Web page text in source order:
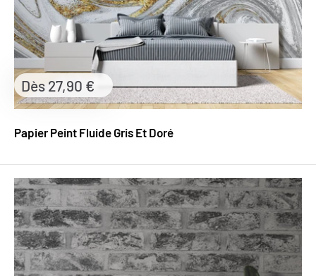
Papier Peint Fluide Gris Et Doré
Prix
réduit
Dès 27,90 €